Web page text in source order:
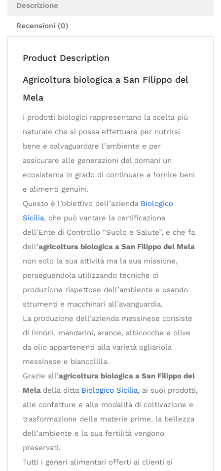
Descrizione
Recensioni (0)
Product Description
Agricoltura biologica a San Filippo del
Mela
I prodotti biologici rappresentano la scelta più
naturale che si possa effettuare per nutrirsi
bene e salvaguardare l’ambiente e per
assicurare alle generazioni del domani un
ecosistema in grado di continuare a fornire beni
e alimenti genuini.
Questo è l’obiettivo dell’azienda Biologico
Sicilia, che può vantare la certificazione
dell’Ente di Controllo “Suolo e Salute”, e che fa
dell’agricoltura biologica a San Filippo del Mela
non solo la sua attività ma la sua missione,
perseguendola utilizzando tecniche di
produzione rispettose dell’ambiente e usando
strumenti e macchinari all’avanguardia.
La produzione dell’azienda messinese consiste
di limoni, mandarini, arance, albicocche e olive
da olio appartenenti alla varietà ogliariola
messinese e biancolilla.
Grazie all’agricoltura biologica a San Filippo del
Mela della ditta Biologico Sicilia, ai suoi prodotti,
alle confetture e alle modalità di coltivazione e
trasformazione delle materie prime, la bellezza
dell’ambiente e la sua fertilità vengono
preservati.
Tutti i generi alimentari offerti ai clienti si